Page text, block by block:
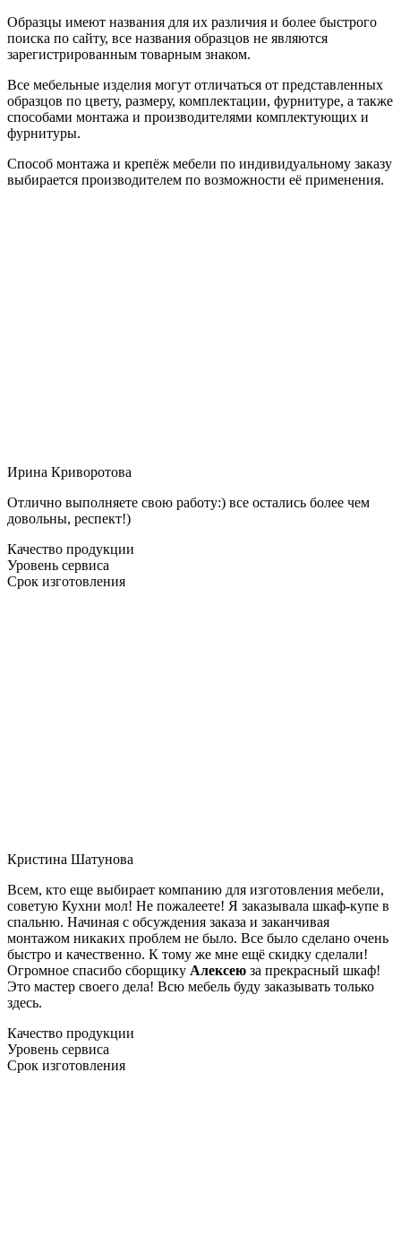
Образцы имеют названия для их различия и более быстрого
поиска по сайту, все названия образцов не являются
зарегистрированным товарным знаком.
Все мебельные изделия могут отличаться от представленных
образцов по цвету, размеру, комплектации, фурнитуре, а также
способами монтажа и производителями комплектующих и
фурнитуры.
Способ монтажа и крепёж мебели по индивидуальному заказу
выбирается производителем по возможности её применения.
Ирина Криворотова
Отлично выполняете свою работу:) все остались более чем
довольны, респект!)
Качество продукции
Уровень сервиса
Срок изготовления
Кристина Шатунова
Всем, кто еще выбирает компанию для изготовления мебели,
советую Кухни мол! Не пожалеете! Я заказывала шкаф-купе в
спальню. Начиная с обсуждения заказа и заканчивая
монтажом никаких проблем не было. Все было сделано очень
быстро и качественно. К тому же мне ещё скидку сделали!
Огромное спасибо сборщику Алексею за прекрасный шкаф!
Это мастер своего дела! Всю мебель буду заказывать только
здесь.
Качество продукции
Уровень сервиса
Срок изготовления